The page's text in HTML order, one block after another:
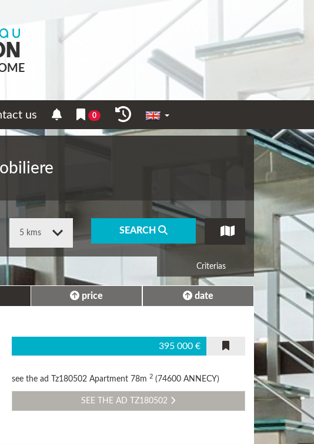
us 0
SEARCH
Criterias
​price ​date
395 000 €
see the ad Tz180502 Apartment 78m 2(74600 ANNECY)
SEE THE AD TZ180502